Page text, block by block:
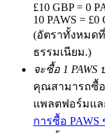
BTC Welcome
Deposit &
Deposit
£10 GBP = 0
10 PAWS = £0
(อัตราทั้งหมด
ธรรมเนียม.)
จะซื้อ 1 PAWS
คุณสามารถซื้อ
แพลตฟอร์มแ
การซื้อ PAWS